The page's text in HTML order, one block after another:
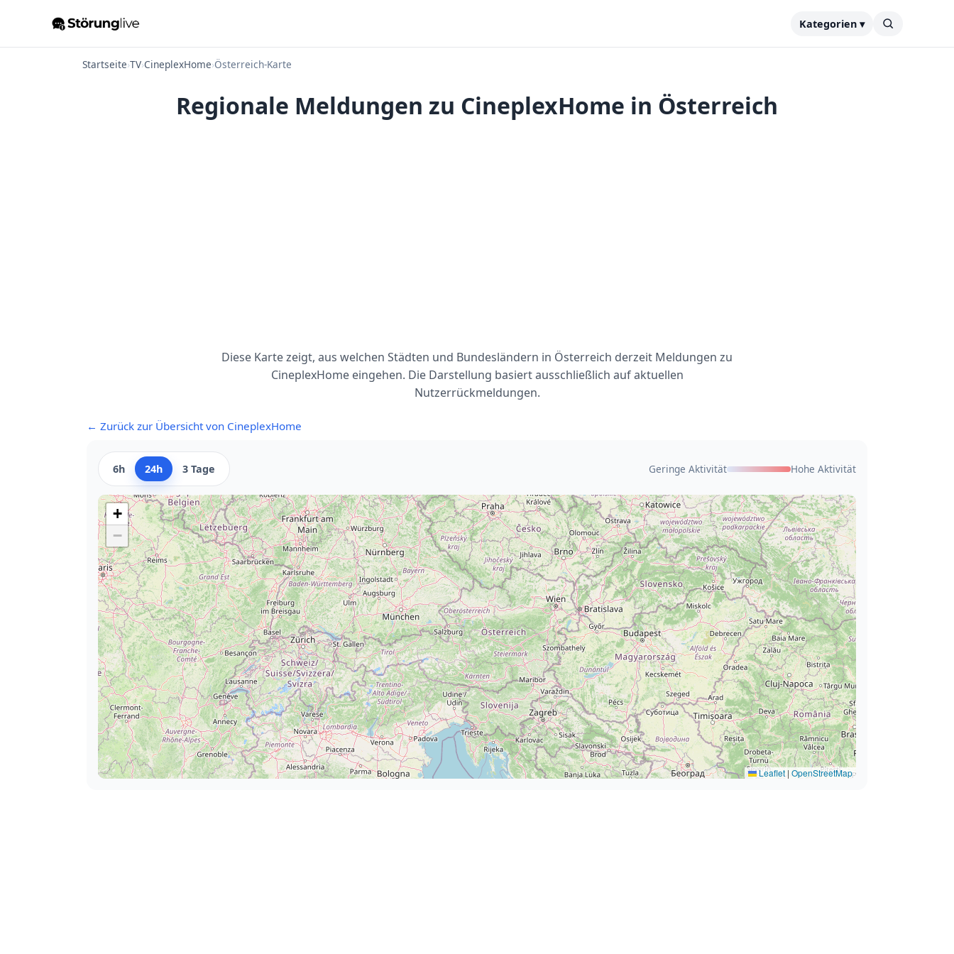
Kategorien ▾
Startseite›TV›CineplexHome›Österreich-Karte
Regionale Meldungen zu CineplexHome in Österreich
Diese Karte zeigt, aus welchen Städten und Bundesländern in Österreich derzeit Meldungen zu
CineplexHome eingehen. Die Darstellung basiert ausschließlich auf aktuellen
Nutzerrückmeldungen.
← Zurück zur Übersicht von CineplexHome
6h 24h 3 Tage Geringe Aktivität Hohe Aktivität
+
−
Leaflet | OpenStreetMap